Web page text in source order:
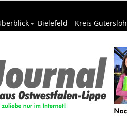
Bielefeld Kreis Gütersloh